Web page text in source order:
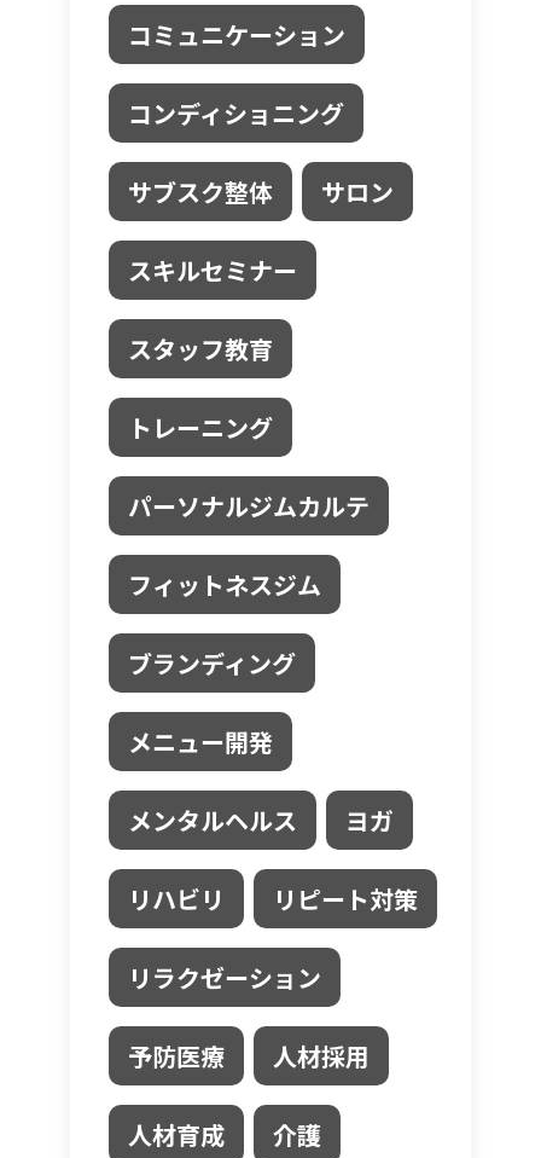
コミュニケーション
コンディショニング
サブスク整体 サロン
スキルセミナー
スタッフ教育
トレーニング
パーソナルジムカルテ
フィットネスジム
ブランディング
メニュー開発
メンタルヘルス ヨガ
リハビリ リピート対策
リラクゼーション
予防医療 人材採用
人材育成 介護